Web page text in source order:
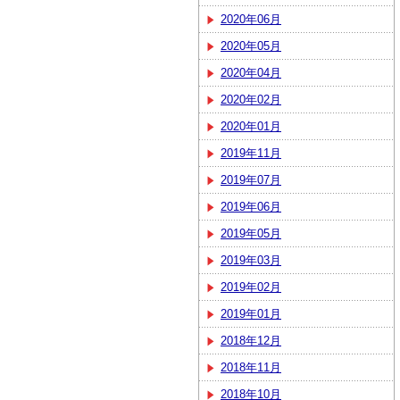
2020年06月
2020年05月
2020年04月
2020年02月
2020年01月
2019年11月
2019年07月
2019年06月
2019年05月
2019年03月
2019年02月
2019年01月
2018年12月
2018年11月
2018年10月